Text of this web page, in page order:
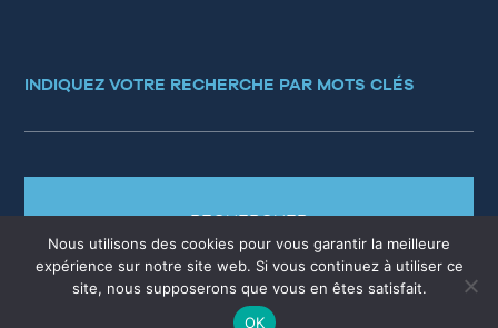
INDIQUEZ VOTRE RECHERCHE PAR MOTS CLÉS
RECHERCHER
QUESTIONS RÉPONSES
Nous utilisons des cookies pour vous garantir la meilleure
expérience sur notre site web. Si vous continuez à utiliser ce
site, nous supposerons que vous en êtes satisfait.
OK